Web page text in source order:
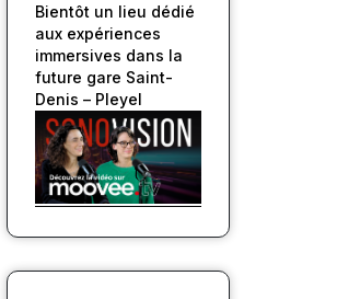
Bientôt un lieu dédié
aux expériences
immersives dans la
future gare Saint-
Denis – Pleyel